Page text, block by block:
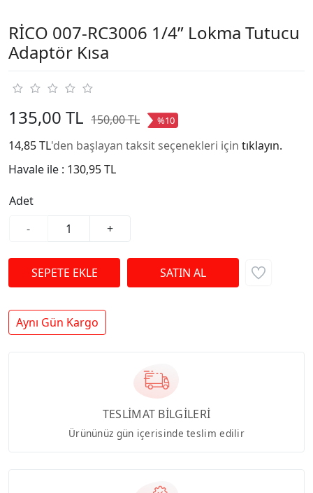
RİCO 007-RC3006 1/4” Lokma Tutucu
Adaptör Kısa
135,00 TL 150,00 TL %10
14,85 TL'den başlayan taksit seçenekleri için tıklayın.
Havale ile : 130,95 TL
Adet
-
+
Aynı Gün Kargo
TESLİMAT BİLGİLERİ
Ürününüz gün içerisinde teslim edilir